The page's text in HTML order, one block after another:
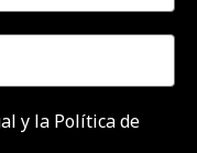
y la Política de